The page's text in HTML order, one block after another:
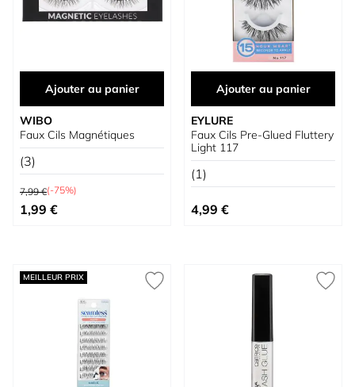
Ajouter au panier
WIBO
Faux Cils Magnétiques
(3)
Prix normal
7,99 €(-75%)
Prix spécial
1,99 €
Ajouter au panier
EYLURE
Faux Cils Pre-Glued Fluttery
Light 117
(1)
4,99 €
MEILLEUR PRIX